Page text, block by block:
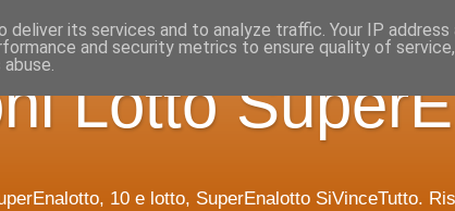
Lotto
10 e lotto, SuperEnalotto SiVinceTutto.
its services and to analyze traffic. Your IP address
and security metrics to ensure quality of